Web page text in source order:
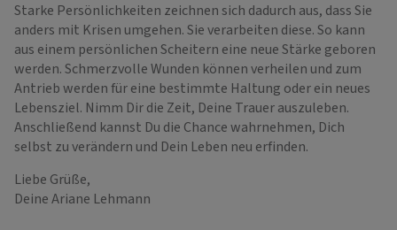
Starke Persönlichkeiten zeichnen sich dadurch aus, dass Sie
anders mit Krisen umgehen. Sie verarbeiten diese. So kann
aus einem persönlichen Scheitern eine neue Stärke geboren
werden. Schmerzvolle Wunden können verheilen und zum
Antrieb werden für eine bestimmte Haltung oder ein neues
Lebensziel. Nimm Dir die Zeit, Deine Trauer auszuleben.
Anschließend kannst Du die Chance wahrnehmen, Dich
selbst zu verändern und Dein Leben neu erfinden.
Liebe Grüße,
Deine Ariane Lehmann